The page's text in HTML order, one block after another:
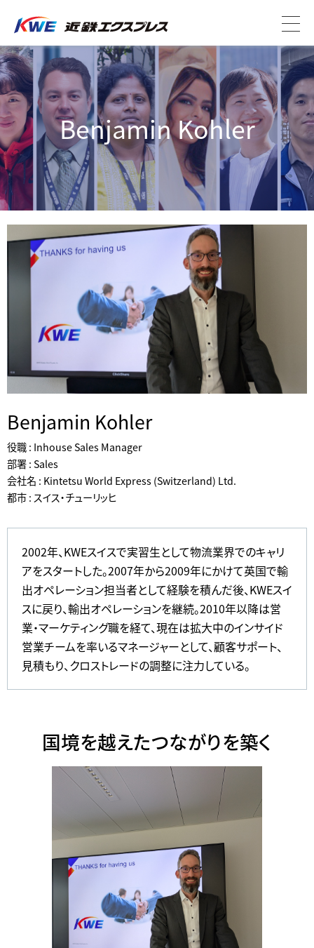
Benjamin Kohler
Benjamin Kohler
役職 : Inhouse Sales Manager
部署 : Sales
会社名 : Kintetsu World Express (Switzerland) Ltd.
都市 : スイス・チューリッヒ
2002年、KWEスイスで実習生として物流業界でのキャリ
アをスタートした。2007年から2009年にかけて英国で輸
出オペレーション担当者として経験を積んだ後、KWEスイ
スに戻り、輸出オペレーションを継続。2010年以降は営
業・マーケティング職を経て、現在は拡大中のインサイド
営業チームを率いるマネージャーとして、顧客サポート、
見積もり、クロストレードの調整に注力している。
国境を越えたつながりを築く